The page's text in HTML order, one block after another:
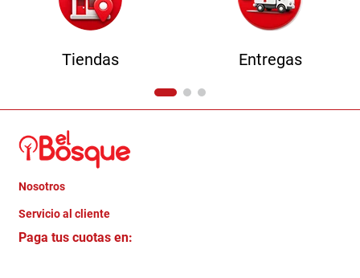
Tiendas Entregas
Nosotros
Quienes somos
Trabaja con Nosotros
Servicio al cliente
Crédito Directo
Paga tus cuotas en: